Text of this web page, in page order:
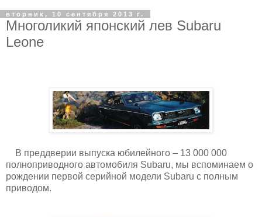
вторник, 10 сентября 2013 г.
Многоликий японский лев Subaru
Leone
В преддверии выпуска юбилейного – 13 000 000
полноприводного автомобиля Subaru, мы вспоминаем о
рождении первой серийной модели Subaru с полным
приводом.